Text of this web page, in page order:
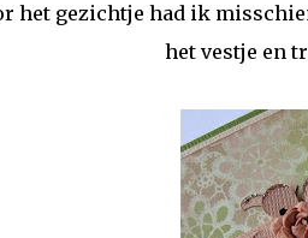
het gezichtje had ik
het vestje en